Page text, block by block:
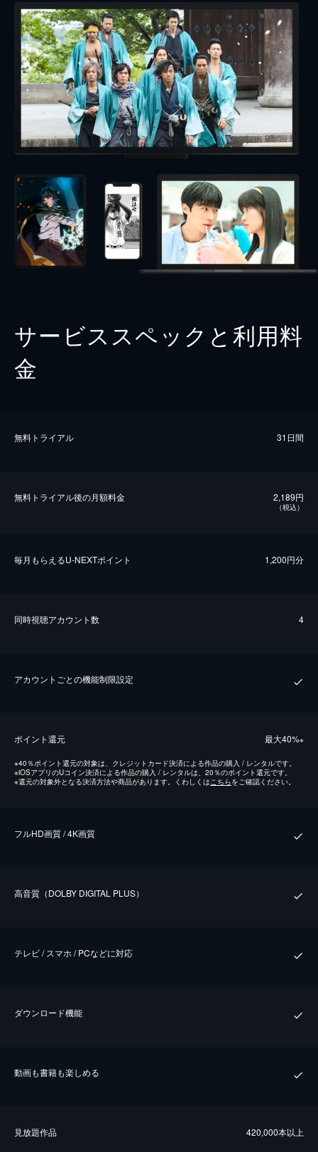
サービススペックと利用料
金
無料トライアル 31日間
無料トライアル後の⽉額料金 2,189円
（税込）
毎⽉もらえるU-NEXTポイント 1,200円分
同時視聴アカウント数 4
アカウントごとの機能制限設定
ポイント還元 最⼤40%※
※40％ポイント還元の対象は、クレジットカード決済による作品の購入 / レンタルです。
※iOSアプリのUコイン決済による作品の購入 / レンタルは、20％のポイント還元です。
※還元の対象外となる決済方法や商品があります。くわしくは こちらをご確認ください。
フルHD画質 / 4K画質
⾼⾳質（DOLBY DIGITAL PLUS）
テレビ / スマホ / PCなどに対応
ダウンロード機能
動画も書籍も楽しめる
⾒放題作品 420,000本以上